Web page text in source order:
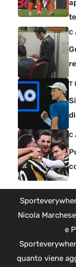
Nicola
e
quanto viene